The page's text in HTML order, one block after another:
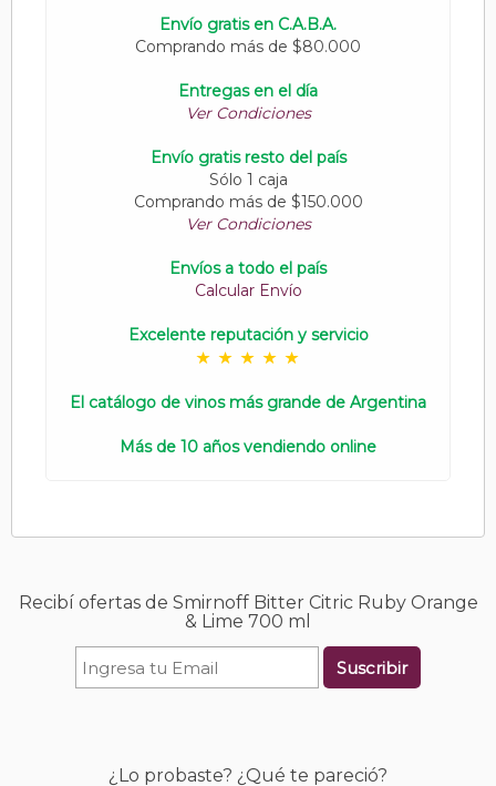
Envío gratis en C.A.B.A.
Comprando más de $80.000
Entregas en el día
Ver Condiciones
Envío gratis resto del país
Sólo 1 caja
Comprando más de $150.000
Ver Condiciones
Envíos a todo el país
Calcular Envío
Excelente reputación y servicio
El catálogo de vinos más grande de Argentina
Más de 10 años vendiendo online
Recibí ofertas de Smirnoff Bitter Citric Ruby Orange
& Lime 700 ml
Suscribir
¿Lo probaste? ¿Qué te pareció?